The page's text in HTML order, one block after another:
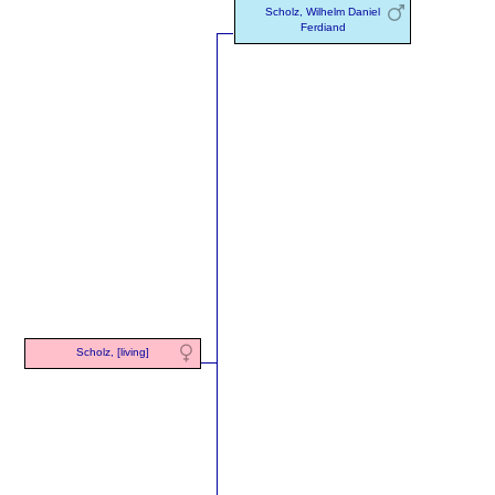
Scholz, [living]
Scholz, Wilhelm Daniel
Ferdiand